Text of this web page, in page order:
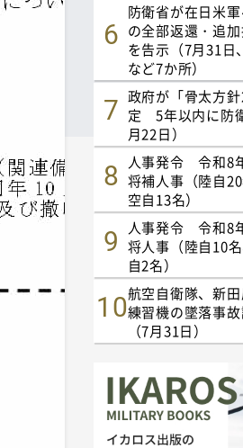
防衛省が在日米
の全部返還・追
を告示（7月31日
など7か所）
政府が「骨太方
定 5年以内に防
月22日）
人事発令 令和8
将補人事（陸自20
空自13名）
人事発令 令和8
将人事（陸自10
自2名）
航空自衛隊、新
練習機の墜落事
（7月31日）